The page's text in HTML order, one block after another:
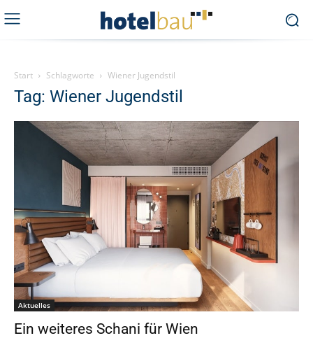
Start Schlagworte Wiener Jugendstil
Tag: Wiener Jugendstil
Aktuelles
Ein weiteres Schani für Wien